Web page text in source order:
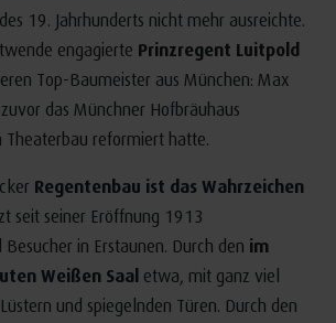
19. Jahrhunderts nicht mehr ausreichte.
engagierte Prinzregent Luitpold
Top-Baumeister aus München: Max
das Münchner Hofbräuhaus
reformiert hatte.
Regentenbau ist das Wahrzeichen
seit seiner Eröffnung 1913
Besucher in Erstaunen. Durch den im
Weißen Saal etwa, mit ganz viel
und spiegelnden Türen. Durch den